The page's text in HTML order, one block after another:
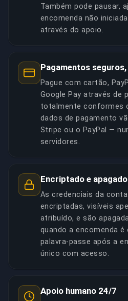
Também pode pausar,
encomenda não
através do apoio.
Pagamentos
Pague com cartão,
Google Pay através de
totalmente conformes
dados de pagamento
Stripe ou o PayPal —
servidores.
Encriptado e
As credenciais da
encriptadas, visíveis
atribuído, e são
quando a encomenda é
palavra-passe após a
único com acesso.
Apoio humano 24/7